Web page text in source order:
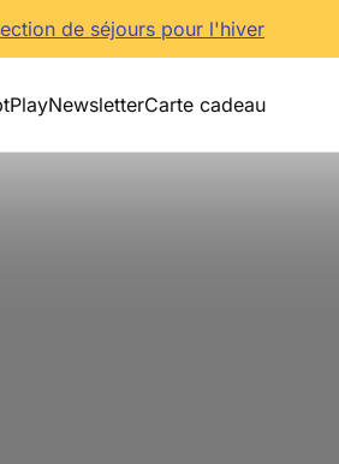
de séjours pour l'hiver
PlayNewsletterCarte cadeau